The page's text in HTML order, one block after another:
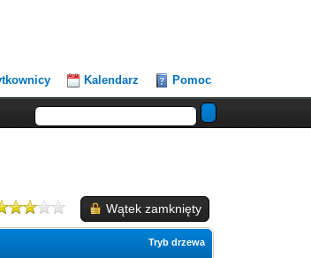
Kalendarz Pomoc
Wątek zamknięty
Tryb drzewa